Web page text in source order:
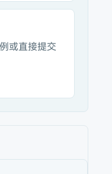
或直接提交